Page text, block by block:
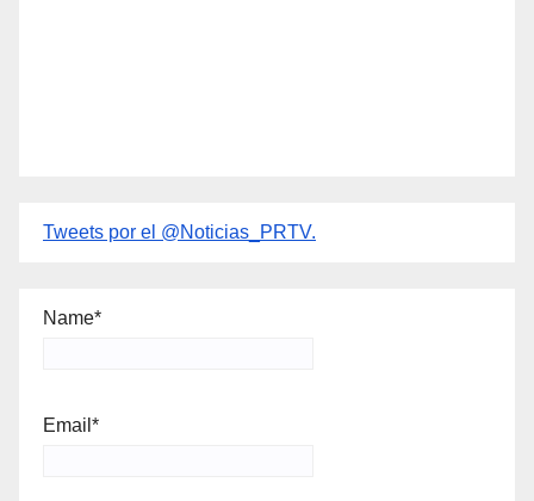
Tweets por el @Noticias_PRTV.
Name*
Email*